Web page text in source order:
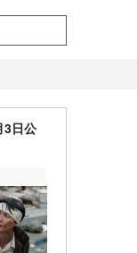
3日公